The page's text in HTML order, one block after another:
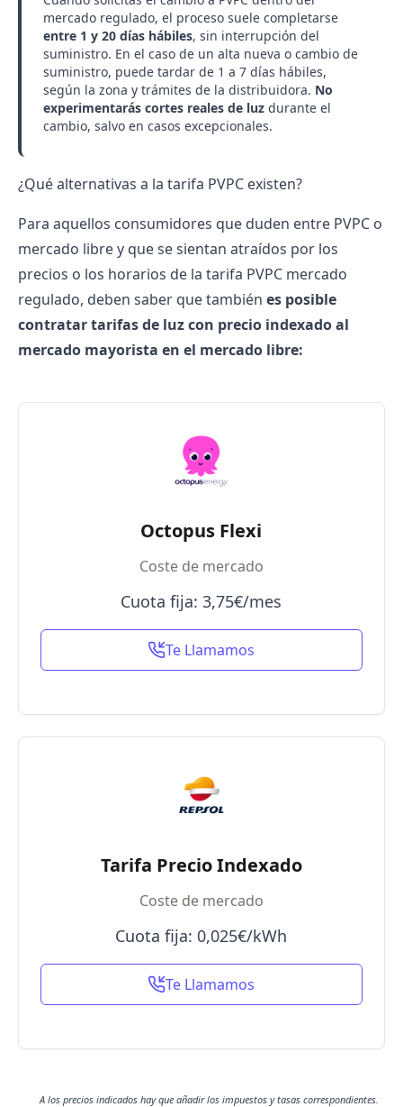
mercado regulado, el proceso suele completarse
entre 1 y 20 días hábiles, sin interrupción del
suministro. En el caso de un alta nueva o cambio de
suministro, puede tardar de 1 a 7 días hábiles,
según la zona y trámites de la distribuidora. No
experimentarás cortes reales de luz durante el
cambio, salvo en casos excepcionales.
¿Qué alternativas a la tarifa PVPC existen?
Para aquellos consumidores que duden entre PVPC o
mercado librey que se sientan atraídos por los
precios o los horarios de la tarifa PVPC mercado
regulado, deben saber que también es posible
contratar tarifas de luz con precio indexado al
mercado mayorista en el mercado libre:
Octopus Flexi
Coste de mercado
Cuota fija: 3,75€/mes
Te Llamamos
Tarifa Precio Indexado
Coste de mercado
Cuota fija: 0,025€/kWh
Te Llamamos
A los precios indicados hay que añadir los impuestos y tasas correspondientes.